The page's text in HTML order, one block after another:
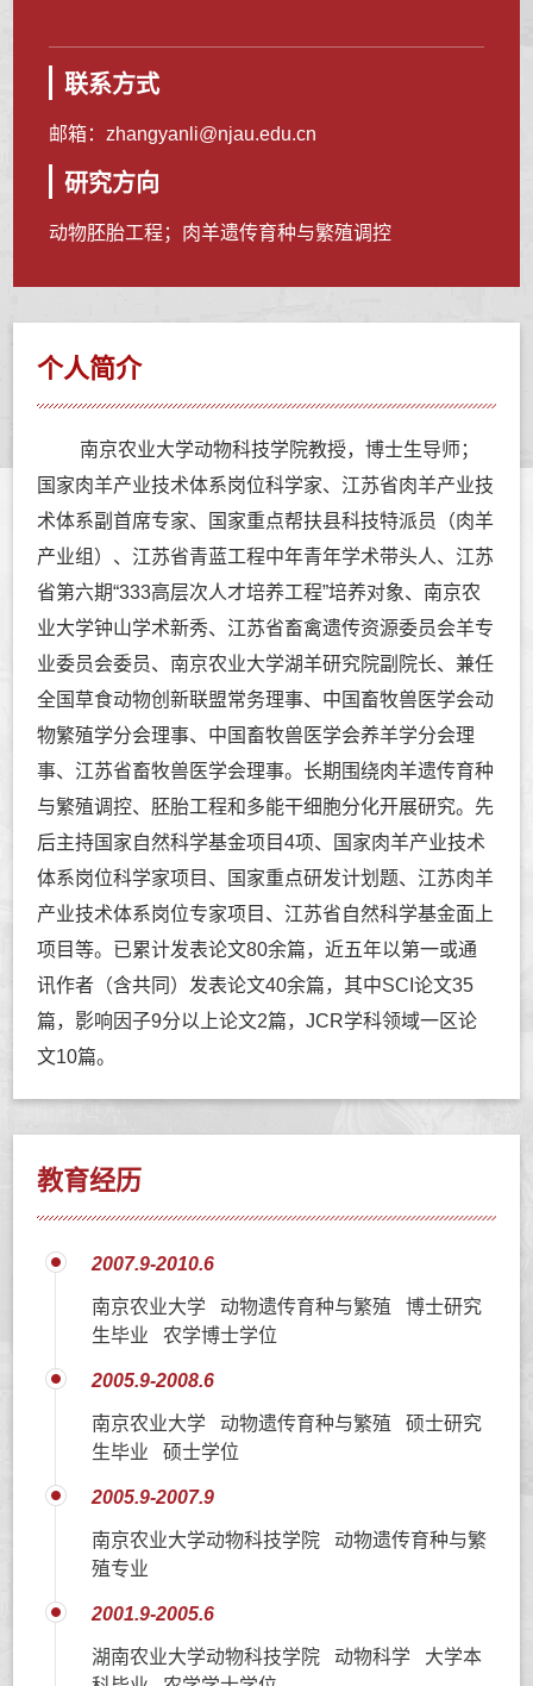
联系方式
邮箱： zhangyanli@njau.edu.cn
研究方向
动物胚胎工程；肉羊遗传育种与繁殖调控
个人简介
南京农业大学动物科技学院教授，博士生导师；
国家肉羊产业技术体系岗位科学家、江苏省肉羊产业技
术体系副首席专家、国家重点帮扶县科技特派员（肉羊
产业组）、江苏省青蓝工程中年青年学术带头人、江苏
省第六期“333高层次人才培养工程”培养对象、南京农
业大学钟山学术新秀、江苏省畜禽遗传资源委员会羊专
业委员会委员、南京农业大学湖羊研究院副院长、兼任
全国草食动物创新联盟常务理事、中国畜牧兽医学会动
物繁殖学分会理事、中国畜牧兽医学会养羊学分会理
事、江苏省畜牧兽医学会理事。长期围绕肉羊遗传育种
与繁殖调控、胚胎工程和多能干细胞分化开展研究。先
后主持国家自然科学基金项目4项、国家肉羊产业技术
体系岗位科学家项目、
国家重点研发计划题、 江苏肉羊
产业技术体系岗位专家项目、江苏省自然科学基金面上
项目等。已累计发表论文80余篇，近五年以第一或通
讯作者（含共同）发表论文40余篇，其中SCI论文35
篇，影响因子9分以上论文2篇，JCR学科领域一区论
文10篇。
教育经历
2007.9-2010.6
南京农业大学 动物遗传育种与繁殖 博士研究
生毕业 农学博士学位
2005.9-2008.6
南京农业大学 动物遗传育种与繁殖 硕士研究
生毕业 硕士学位
2005.9-2007.9
南京农业大学动物科技学院 动物遗传育种与繁
殖专业
2001.9-2005.6
湖南农业大学动物科技学院 动物科学 大学本